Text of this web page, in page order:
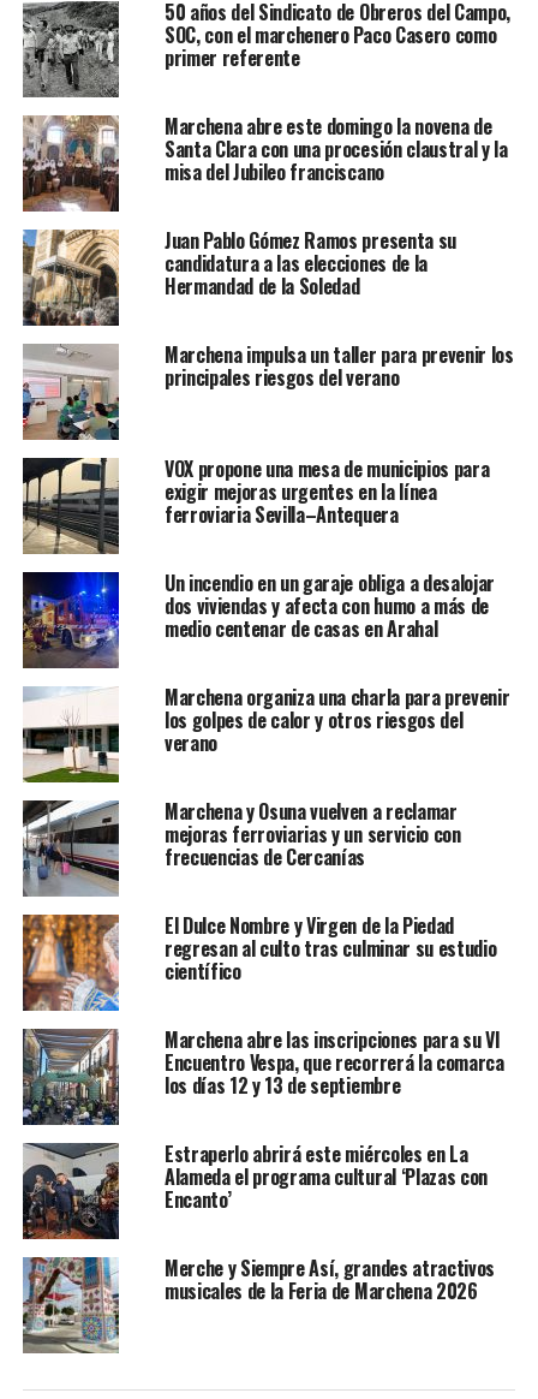
50 años del Sindicato de Obreros del Campo,
SOC, con el marchenero Paco Casero como
primer referente
Marchena abre este domingo la novena de
Santa Clara con una procesión claustral y la
misa del Jubileo franciscano
Juan Pablo Gómez Ramos presenta su
candidatura a las elecciones de la
Hermandad de la Soledad
Marchena impulsa un taller para prevenir los
principales riesgos del verano
VOX propone una mesa de municipios para
exigir mejoras urgentes en la línea
ferroviaria Sevilla–Antequera
Un incendio en un garaje obliga a desalojar
dos viviendas y afecta con humo a más de
medio centenar de casas en Arahal
Marchena organiza una charla para prevenir
los golpes de calor y otros riesgos del
verano
Marchena y Osuna vuelven a reclamar
mejoras ferroviarias y un servicio con
frecuencias de Cercanías
El Dulce Nombre y Virgen de la Piedad
regresan al culto tras culminar su estudio
científico
Marchena abre las inscripciones para su VI
Encuentro Vespa, que recorrerá la comarca
los días 12 y 13 de septiembre
Estraperlo abrirá este miércoles en La
Alameda el programa cultural ‘Plazas con
Encanto’
Merche y Siempre Así, grandes atractivos
musicales de la Feria de Marchena 2026